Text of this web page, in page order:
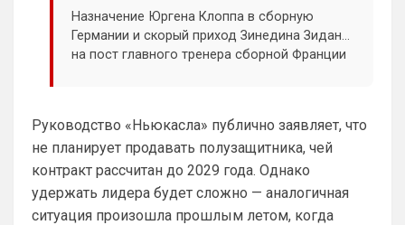
Назначение Юргена Клоппа в сборную
Германии и скорый приход Зинедина Зидана
на пост главного тренера сборной Франции
Однако журналист Марк Огден в материале
для ESPN объясняет, почему это иллюзия.
Руководство «Ньюкасла» публично заявляет, что
не планирует продавать полузащитника, чей
контракт рассчитан до 2029 года. Однако
удержать лидера будет сложно — аналогичная
ситуация произошла прошлым летом, когда
новости тебя интересует?
SkaVik• 22:18
пример как именно это должно работать?
"Арсенале".
Britball• 23:47
Ответ для SkaVik